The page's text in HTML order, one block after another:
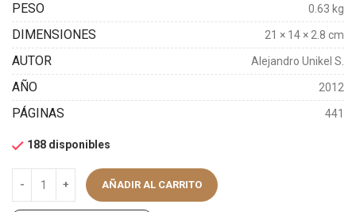
PESO 0.63 kg
DIMENSIONES 21 × 14 × 2.8 cm
AUTOR Alejandro Unikel S.
AÑO 2012
PÁGINAS 441
188 disponibles
AÑADIR AL CARRITO